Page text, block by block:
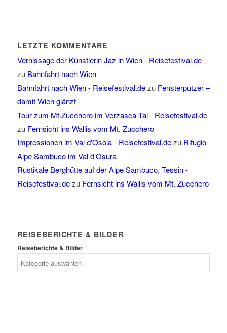
LETZTE KOMMENTARE
Vernissage der Künstlerin Jaz in Wien - Reisefestival.de
zu Bahnfahrt nach Wien
Bahnfahrt nach Wien - Reisefestival.dezu Fensterputzer –
damit Wien glänzt
Tour zum Mt.Zucchero im Verzasca-Tal - Reisefestival.de
zu Fernsicht ins Wallis vom Mt. Zucchero
Impressionen im Val d'Osola - Reisefestival.dezu Rifugio
Alpe Sambuco im Val d’Osura
Rustikale Berghütte auf der Alpe Sambuco, Tessin -
Reisefestival.dezu Fernsicht ins Wallis vom Mt. Zucchero
REISEBERICHTE & BILDER
Reiseberichte & Bilder